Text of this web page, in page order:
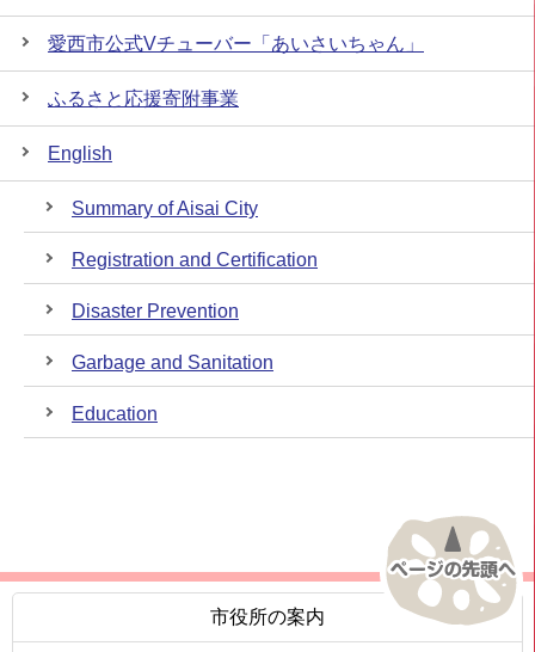
愛西市公式Vチューバー「あいさいちゃん」
ふるさと応援寄附事業
English
Summary of Aisai City
Registration and Certification
Disaster Prevention
Garbage and Sanitation
Education
市役所の案内